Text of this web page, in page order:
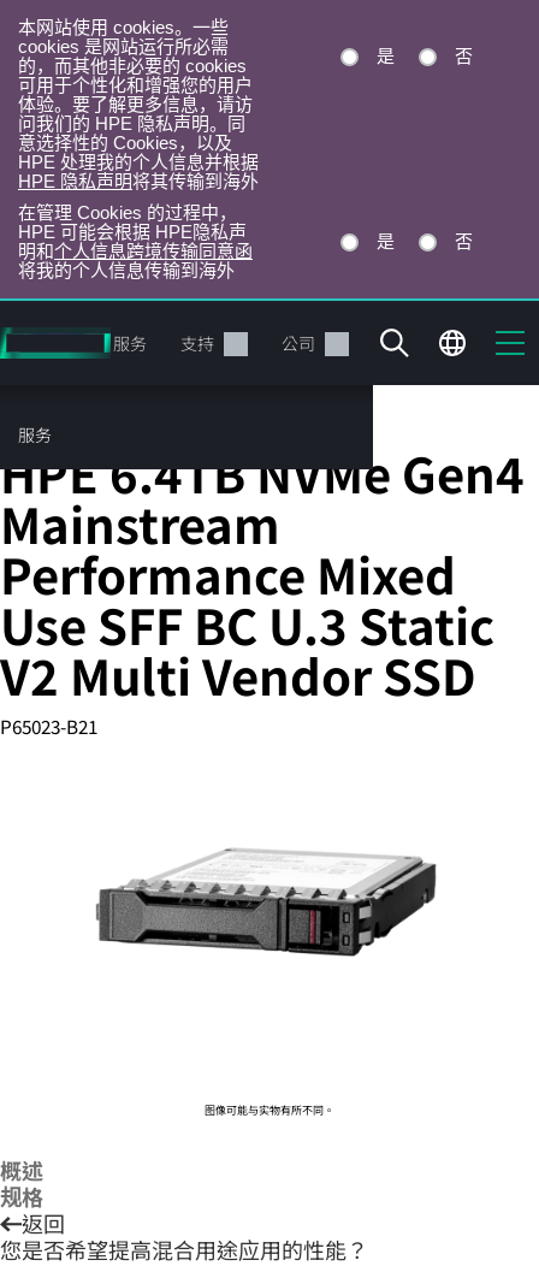
本网站使用 cookies。一些
cookies 是网站运行所必需
的，而其他非必要的 cookies
可用于个性化和增强您的用户
体验。要了解更多信息，请访
问我们的 HPE 隐私声明。同
意选择性的 Cookies，以及
HPE 处理我的个人信息并根据
HPE 隐私声明将其传输到海外
是 否
在管理 Cookies 的过程中，
HPE 可能会根据 HPE隐私声
明和个人信息跨境传输同意函
将我的个人信息传输到海外
是 否
转
到
目
录
服务 支持 公司
服务
您的购物车目前是空的
前往 HPE 商店浏览、配置和订购。
Server Solid State Drives
HPE 6.4TB NVMe Gen4
Mainstream
Performance Mixed
Use SFF BC U.3 Static
V2 Multi Vendor SSD
P65023-B21
图像可能与实物有所不同。
概述
规格
返回
您是否希望提高混合用途应用的性能？